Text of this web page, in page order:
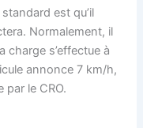
est qu’il
Normalement, il
charge s’effectue à
annonce 7 km/h,
par le CRO.